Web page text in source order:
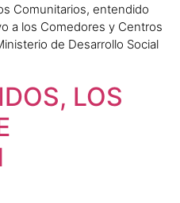
Comunitarios, entendido
a los Comedores y Centros
de Desarrollo Social
LOS